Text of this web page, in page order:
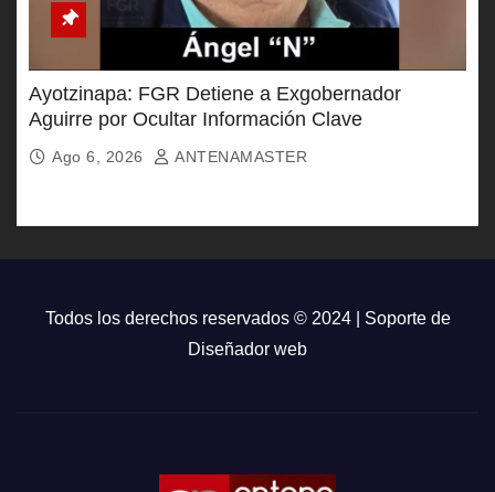
Ayotzinapa: FGR Detiene a Exgobernador
Aguirre por Ocultar Información Clave
Ago 6, 2026 ANTENAMASTER
Todos los derechos reservados © 2024 | Soporte de
Diseñador web